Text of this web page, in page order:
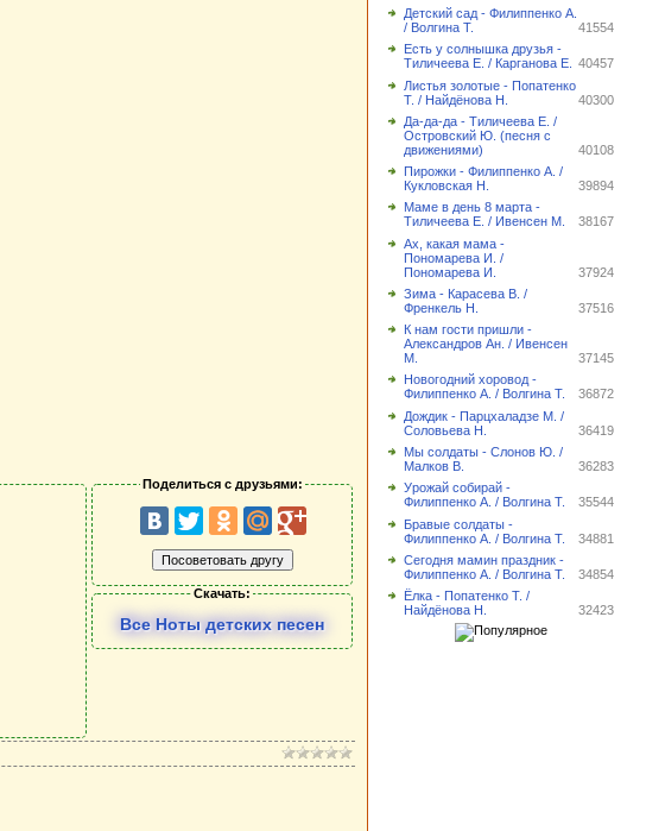
Поделиться с друзьями:
Скачать:
Все Ноты детских песен
Детский сад - Филиппенко А.
/ Волгина Т.
41554
Есть у солнышка друзья -
Тиличеева Е. / Карганова Е.
40457
Листья золотые - Попатенко
Т. / Найдёнова Н.
40300
Да-да-да - Тиличеева Е. /
Островский Ю. (песня с
движениями)
40108
Пирожки - Филиппенко А. /
Кукловская Н.
39894
Маме в день 8 марта -
Тиличеева Е. / Ивенсен М.
38167
Ах, какая мама -
Пономарева И. /
Пономарева И.
37924
Зима - Карасева В. /
Френкель Н.
37516
К нам гости пришли -
Александров Ан. / Ивенсен
М.
37145
Новогодний хоровод -
Филиппенко А. / Волгина Т.
36872
Дождик - Парцхаладзе М. /
Соловьева Н.
36419
Мы солдаты - Слонов Ю. /
Малков В.
36283
Урожай собирай -
Филиппенко А. / Волгина Т.
35544
Бравые солдаты -
Филиппенко А. / Волгина Т.
34881
Сегодня мамин праздник -
Филиппенко А. / Волгина Т.
34854
Ёлка - Попатенко Т. /
Найдёнова Н.
32423